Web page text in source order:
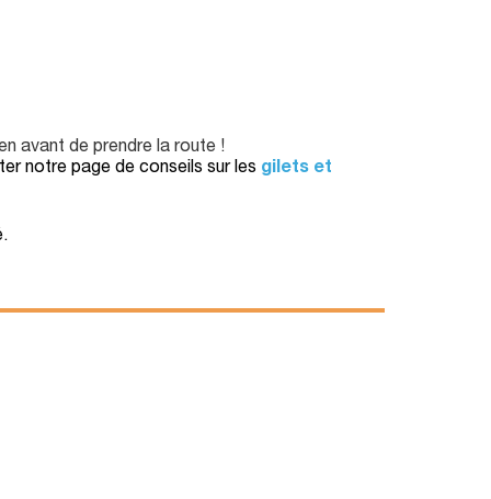
avant de prendre la route !
notre page de conseils sur les gilets et